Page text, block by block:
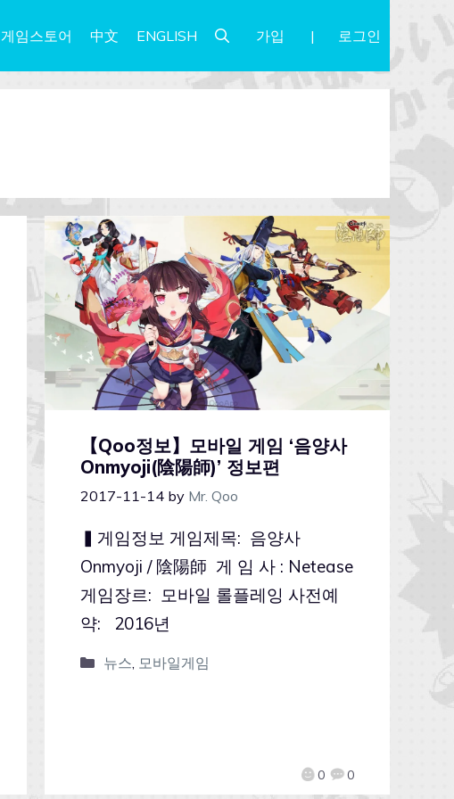
게임스토어 中文 ENGLISH 가입 로그인
【Qoo정보】모바일 게임 ‘음양사
Onmyoji(陰陽師)’ 정보편
2017-11-14 by Mr. Qoo
0 0
▍게임정보 게임제목: 음양사
Onmyoji / 陰陽師 게 임 사 : Netease
게임장르: 모바일 롤플레잉 사전예
약: 2016년
뉴스, 모바일게임